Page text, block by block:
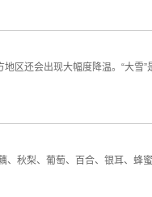
还会出现大幅度降温。“大雪
秋梨、葡萄、百合、银耳、蜂